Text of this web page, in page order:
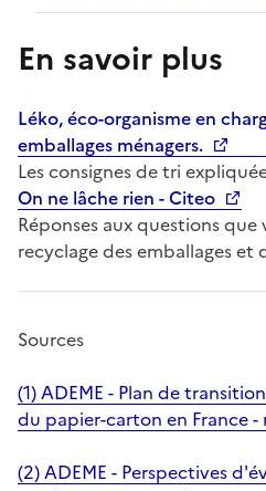
En savoir plus
Léko, éco-organisme en
emballages ménagers.
Les consignes de tri
On ne lâche rien - Citeo
Réponses aux questions que
recyclage des emballages et
Sources
(1) ADEME - Plan de
du papier-carton en France
(2) ADEME - Perspectives